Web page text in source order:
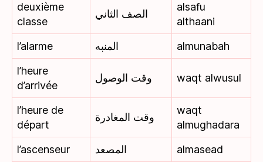
deuxième
classe
الصف الثاني
alsafu
althaani
l’alarme
المنبه
almunabah
l’heure
d’arrivée
وقت الوصول waqt alwusul
l’heure de
départ
وقت المغادرة
waqt
almughadara
l’ascenseur
المصعد
almasead